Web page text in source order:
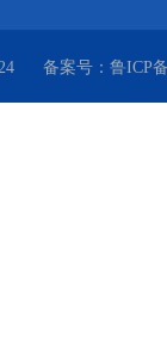
备案号： 鲁ICP